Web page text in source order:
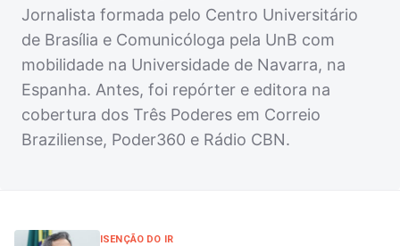
Jornalista formada pelo Centro Universitário
de Brasília e Comunicóloga pela UnB com
mobilidade na Universidade de Navarra, na
Espanha. Antes, foi repórter e editora na
cobertura dos Três Poderes em Correio
Braziliense, Poder360 e Rádio CBN.
ISENÇÃO DO IR